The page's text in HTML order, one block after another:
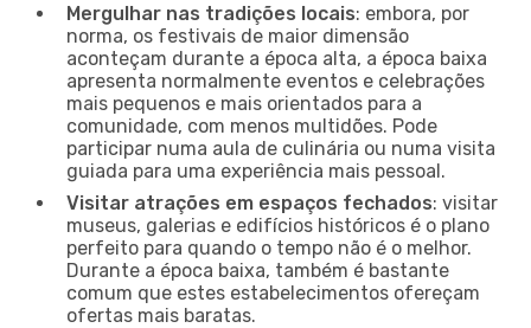
Mergulhar nas tradições locais: embora, por
norma, os festivais de maior dimensão
aconteçam durante a época alta, a época baixa
apresenta normalmente eventos e celebrações
mais pequenos e mais orientados para a
comunidade, com menos multidões. Pode
participar numa aula de culinária ou numa visita
guiada para uma experiência mais pessoal.
Visitar atrações em espaços fechados: visitar
museus, galerias e edifícios históricos é o plano
perfeito para quando o tempo não é o melhor.
Durante a época baixa, também é bastante
comum que estes estabelecimentos ofereçam
ofertas mais baratas.